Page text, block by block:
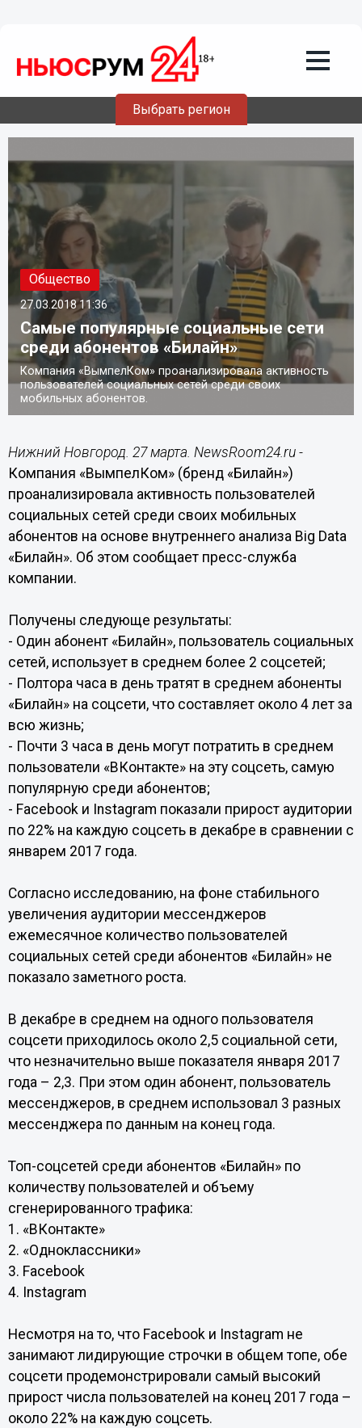
Выбрать регион
Общество
27.03.201811:36
Самые популярные социальные сети
среди абонентов «Билайн»
Компания «ВымпелКом» проанализировала активность
пользователей социальных сетей среди своих
мобильных абонентов.
Нижний Новгород. 27 марта. NewsRoom24.ru -
Компания «ВымпелКом» (бренд «Билайн»)
проанализировала активность пользователей
социальных сетей среди своих мобильных
абонентов на основе внутреннего анализа Big Data
«Билайн». Об этом сообщает пресс-служба
компании.
Получены следующе результаты:
- Один абонент «Билайн», пользователь социальных
сетей, использует в среднем более 2 соцсетей;
- Полтора часа в день тратят в среднем абоненты
«Билайн» на соцсети, что составляет около 4 лет за
всю жизнь;
- Почти 3 часа в день могут потратить в среднем
пользователи «ВКонтакте» на эту соцсеть, самую
популярную среди абонентов;
- Facebook и Instagram показали прирост аудитории
по 22% на каждую соцсеть в декабре в сравнении с
январем 2017 года.
Согласно исследованию, на фоне стабильного
увеличения аудитории мессенджеров
ежемесячное количество пользователей
социальных сетей среди абонентов «Билайн» не
показало заметного роста.
В декабре в среднем на одного пользователя
соцсети приходилось около 2,5 социальной сети,
что незначительно выше показателя января 2017
года – 2,3. При этом один абонент, пользователь
мессенджеров, в среднем использовал 3 разных
мессенджера по данным на конец года.
Топ-соцсетей среди абонентов «Билайн» по
количеству пользователей и объему
сгенерированного трафика:
1. «ВКонтакте»
2. «Одноклассники»
3. Facebook
4. Instagram
Несмотря на то, что Facebook и Instagram не
занимают лидирующие строчки в общем топе, обе
соцсети продемонстрировали самый высокий
прирост числа пользователей на конец 2017 года –
около 22% на каждую соцсеть.